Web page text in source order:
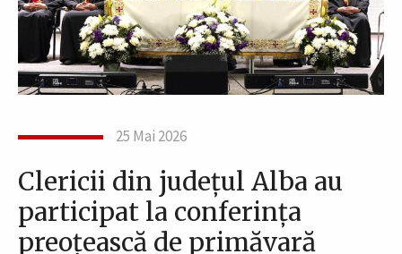
25 Mai 2026
Clericii din județul Alba au
participat la conferința
preoțească de primăvară